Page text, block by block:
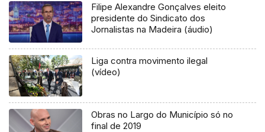
Filipe Alexandre Gonçalves eleito
presidente do Sindicato dos
Jornalistas na Madeira (áudio)
Liga contra movimento ilegal
(vídeo)
Obras no Largo do Município só no
final de 2019